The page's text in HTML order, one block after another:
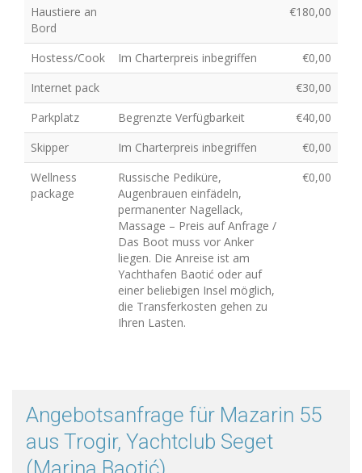
Haustiere an
Bord
€180,00
Hostess/Cook Im Charterpreis inbegriffen
€0,00
Internet pack
€30,00
Parkplatz
Begrenzte Verfügbarkeit
€40,00
Skipper
Im Charterpreis inbegriffen
€0,00
Wellness
package
Russische Pediküre,
Augenbrauen einfädeln,
permanenter Nagellack,
Massage – Preis auf Anfrage /
Das Boot muss vor Anker
liegen. Die Anreise ist am
Yachthafen Baotić oder auf
einer beliebigen Insel möglich,
die Transferkosten gehen zu
Ihren Lasten.
€0,00
Angebotsanfrage für Mazarin 55
aus Trogir, Yachtclub Seget
(Marina Baotić)